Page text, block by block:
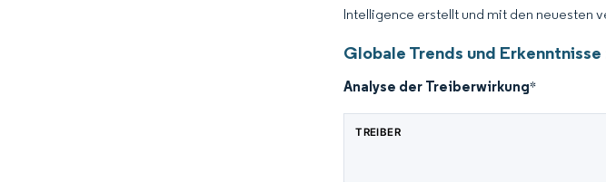
Intelligence erstellt und mit den neuesten
Globale Trends und
Analyse der Treiberwirkung*
TREIBER